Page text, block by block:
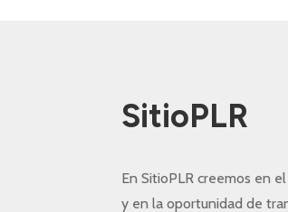
SitioPLR
En SitioPLR creemos en
y en la oportunidad de